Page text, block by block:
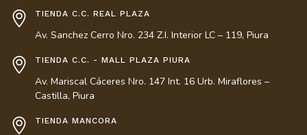
TIENDA C.C. REAL PLAZA
Av. Sanchez Cerro Nro. 234 Z.I. Interior LC – 119, Piura
TIENDA C.C. - MALL PLAZA PIURA
Av. Mariscal Cáceres Nro. 147 Int. 16 Urb. Miraflores –
Castilla, Piura
TIENDA MANCORA